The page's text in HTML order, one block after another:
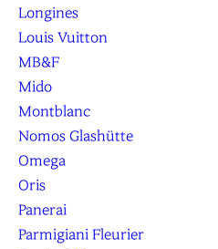
Longines
Louis Vuitton
MB&F
Mido
Montblanc
Nomos Glashütte
Omega
Oris
Panerai
Parmigiani Fleurier